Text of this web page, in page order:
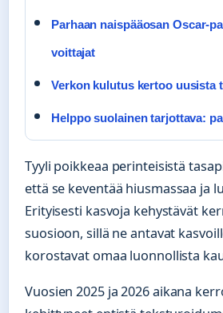
Parhaan naispääosan Oscar-
voittajat
Verkon kulutus kertoo uusista
Helppo suolainen tarjottava:
Tyyli poikkeaa perinteisistä
että se keventää hiusmassaa ja
Erityisesti kasvoja kehystävät
suosioon, sillä ne antavat
korostavat omaa luonnollista
Vuosien 2025 ja 2026 aikana